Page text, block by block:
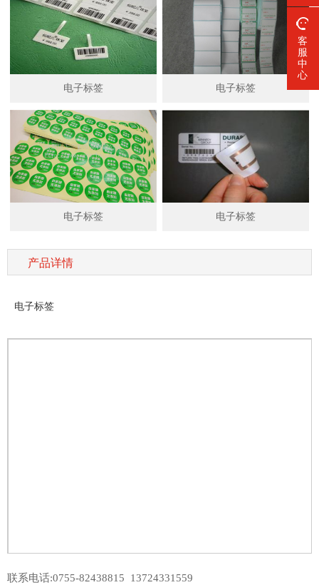
电子标签 电子标签
电子标签 电子标签
产品详情
电子标签
联系电话:0755-82438815 13724331559
客
服
中
心